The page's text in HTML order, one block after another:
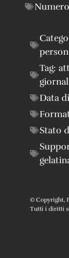
Tag:
Data
Stato
© Copyright,
Tutti i diritti